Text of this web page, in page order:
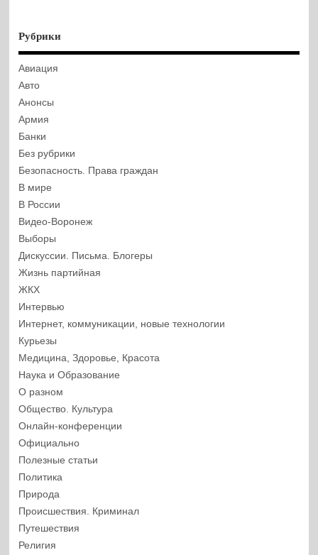
Рубрики
Авиация
Авто
Анонсы
Армия
Банки
Без рубрики
Безопасность. Права граждан
В мире
В России
Видео-Воронеж
Выборы
Дискуссии. Письма. Блогеры
Жизнь партийная
ЖКХ
Интервью
Интернет, коммуникации, новые технологии
Курьезы
Медицина, Здоровье, Красота
Наука и Образование
О разном
Общество. Культура
Онлайн-конференции
Официально
Полезные статьи
Политика
Природа
Происшествия. Криминал
Путешествия
Религия